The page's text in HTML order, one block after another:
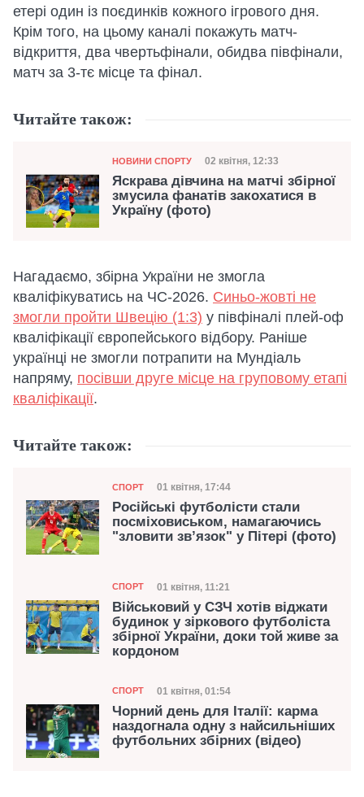
етері один із поєдинків кожного ігрового дня.
Крім того, на цьому каналі покажуть матч-
відкриття, два чвертьфінали, обидва півфінали,
матч за 3-тє місце та фінал.
Читайте також:
Категорія
НОВИНИ СПОРТУ Дата публікації
02 квітня, 12:33
Яскрава дівчина на матчі збірної
змусила фанатів закохатися в
Україну (фото)
Нагадаємо, збірна України не змогла
кваліфікуватись на ЧС-2026. Синьо-жовті не
змогли пройти Швецію (1:3) у півфіналі плей-оф
кваліфікації європейського відбору. Раніше
українці не змогли потрапити на Мундіаль
напряму, посівши друге місце на груповому етапі
кваліфікації.
Читайте також:
Категорія
СПОРТ Дата публікації
01 квітня, 17:44
Російські футболісти стали
посміховиськом, намагаючись
"зловити зв’язок" у Пітері (фото)
Категорія
СПОРТ Дата публікації
01 квітня, 11:21
Військовий у СЗЧ хотів віджати
будинок у зіркового футболіста
збірної України, доки той живе за
кордоном
Категорія
СПОРТ Дата публікації
01 квітня, 01:54
Чорний день для Італії: карма
наздогнала одну з найсильніших
футбольних збірних (відео)